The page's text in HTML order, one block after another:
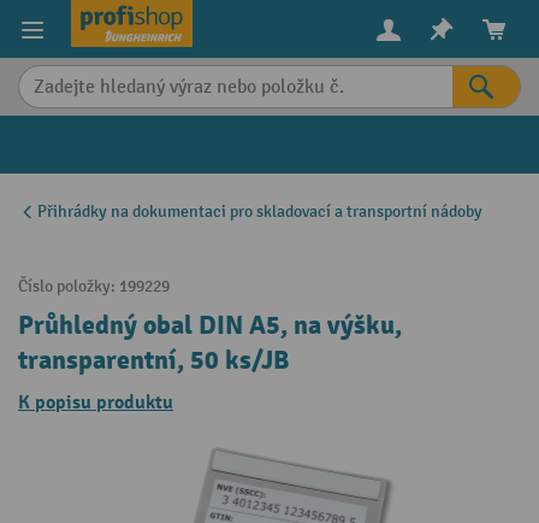
content
Přihrádky na dokumentaci pro skladovací a transportní nádoby
Číslo položky: 199229
Průhledný obal DIN A5, na výšku,
transparentní, 50 ks/JB
K popisu produktu